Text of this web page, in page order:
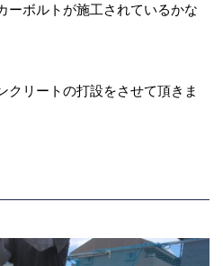
ーボルトが施工されているかな
クリートの打設をさせて頂きま